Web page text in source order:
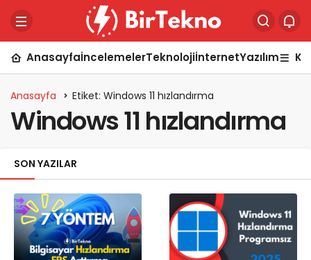
AnasayfaİncelemelerTeknolojiİnternetYazılım
Anasayfa Etiket: Windows 11 hızlandırma
Windows 11 hızlandırma
SON YAZILAR